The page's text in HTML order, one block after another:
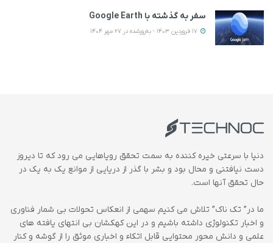
سفر به گذشته با Google Earth
دنیا با سرعتی خیره کننده به سمت تحقق رویاهایی می رود که تا دیروز
دست نیافتنی و محال بود و بشر با گذر از دریایی از موانع یک به یک در
حال تحقق آنها است.
ما در” تک ناک” تلاش می کنیم سهمی از انعکاس تحولات بی شمار فناوری
و اخبار تکنولوژی داشته باشیم و در این کهکشان بی انتهای یافته های
علمی و دانش محور محتوایی قابل اتکاء و اخباری موثق را از گوشه و کنار